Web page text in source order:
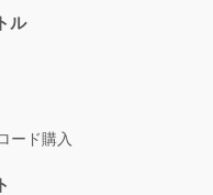
ル
ード購入